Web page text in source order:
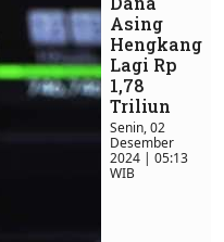
Asing
Hengkang
Lagi Rp
1,78
Triliun
Senin, 02
Desember
2024 | 05:13
WIB